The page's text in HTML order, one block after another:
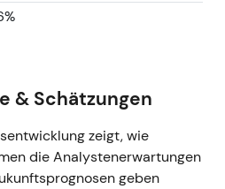
& Schätzungen
zeigt, wie
die Analystenerwartungen
geben